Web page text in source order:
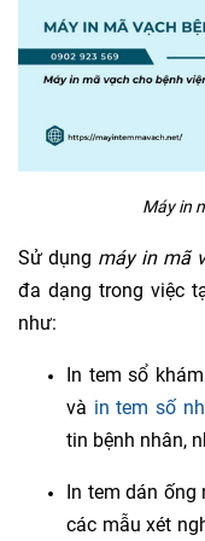
Máy in
Sử dụng máy in mã
đa dạng trong việc
như:
In tem sổ
và in tem số
tin bệnh nhân,
In tem dán ống
các mẫu xét